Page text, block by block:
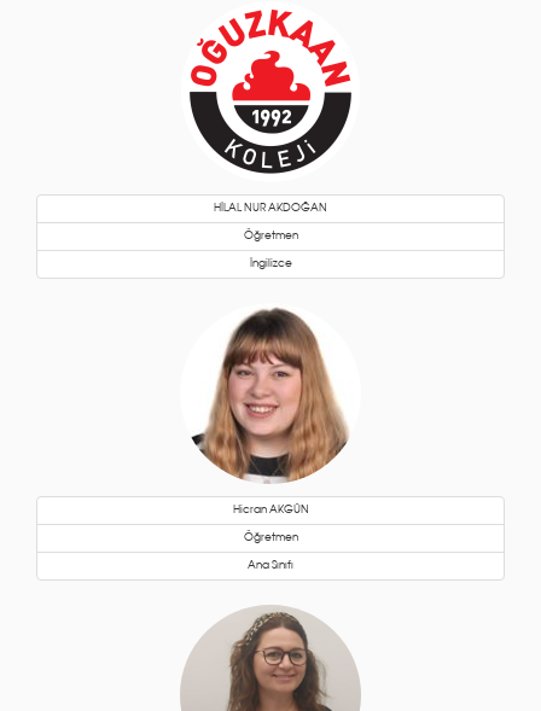
HİLAL NUR AKDOĞAN
Öğretmen
İngilizce
Hicran AKGÜN
Öğretmen
Ana Sınıfı